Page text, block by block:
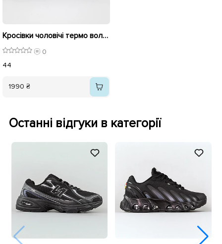
Кросівки чоловічі термо вологостійкі 590195 Сірі сині
0
44
1990 ₴
Останні відгуки в категорії